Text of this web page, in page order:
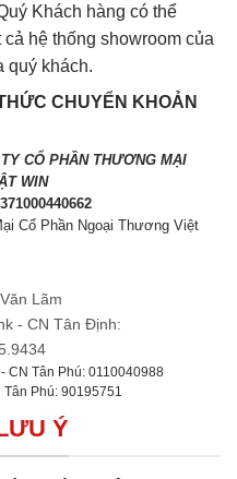
Khách hàng có thể
hệ thống showroom của
quý khách.
CHUYỂN KHOẢN
CỔ PHẦN THƯƠNG MẠI
WIN
Cổ Phần Ngoại Thương Việt
Lãm
- CN Tân Định:
CN Tân Phú: 0110040988
Tân Phú: 90195751
Ý